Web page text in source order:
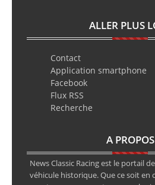
ALLER PLUS
Contact
Application smartphone
Facebook
Flux RSS
Recherche
A PROPOS
News Classic Racing est le portail
véhicule historique. Que ce soit en